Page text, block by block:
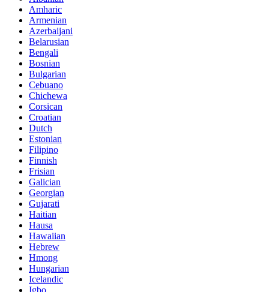
Amharic
Armenian
Azerbaijani
Belarusian
Bengali
Bosnian
Bulgarian
Cebuano
Chichewa
Corsican
Croatian
Dutch
Estonian
Filipino
Finnish
Frisian
Galician
Georgian
Gujarati
Haitian
Hausa
Hawaiian
Hebrew
Hmong
Hungarian
Icelandic